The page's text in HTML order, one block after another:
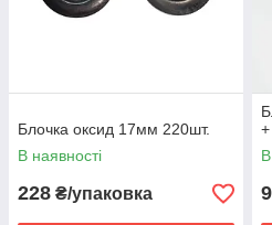
Блочка оксид 17мм 220шт.
В наявності
228 ₴/упаковка
+